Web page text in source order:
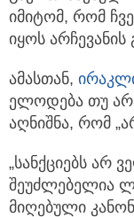
იმიტომ, რომ
იყოს არჩევანის
ამასთან,
ელოდება თუ
აღნიშნა, რომ
„სანქციებს არ
შეუძლებელია
მიღებული